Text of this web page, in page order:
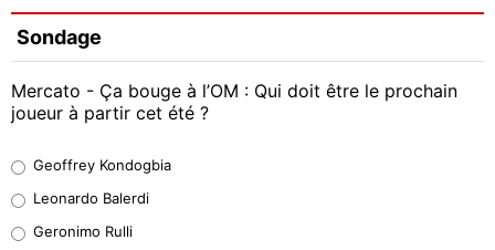
Sondage
Mercato - Ça bouge à l’OM : Qui doit être le prochain
joueur à partir cet été ?
38%
Geoffrey Kondogbia
Leonardo Balerdi
Geronimo Rulli